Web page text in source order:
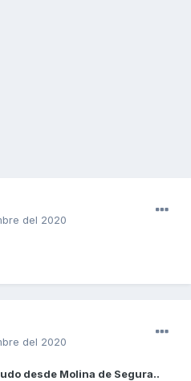
del 2020
del 2020
desde Molina de Segura..